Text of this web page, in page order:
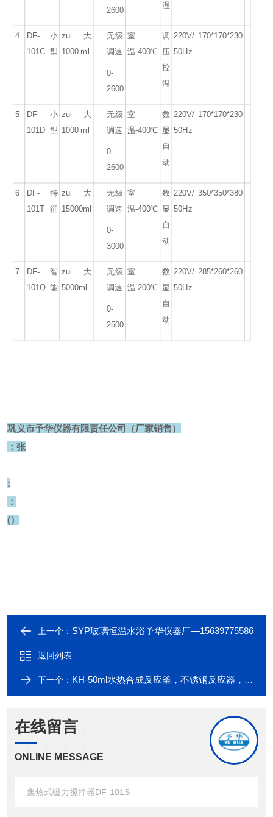
2600
温
4
DF-
101C
小
型
zui大
1000 ml
无级
调速
0-
2600
室
温-400℃
调
压
控
温
220V/
50Hz
170*170*230
5
DF-
101D
小
型
zui大
1000 ml
无级
调速
0-
2600
室
温-400℃
数
显
自
动
220V/
50Hz
170*170*230
6
DF-
101T
特
征
zui大
15000ml
无级
调速
0-
3000
室
温-400℃
数
显
自
动
220V/
50Hz
350*350*380
7 DF-
101Q
智
能
zui大
5000ml
无级
调速
0-
2500
室
温-200℃
数
显
自
动
220V/
50Hz
285*260*260
巩义市予华仪器有限责任公司（厂家销售）
：张
:
：
(）
上一个： SYP玻璃恒温水浴予华仪器厂—15639775586
返回列表
下一个： KH-50ml水热合成反应釜，不锈钢反应器，四氟内衬予华
在线留言
ONLINE MESSAGE